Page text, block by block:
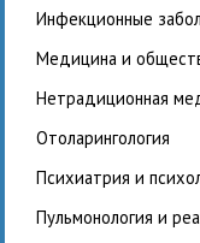
инфекционные
медицина и
нетрадиционная
отоларингология
психиатрия и
пульмонология и